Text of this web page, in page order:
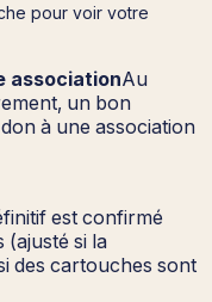
pour voir votre
associationAu
un bon
à une association
est confirmé
si la
des cartouches sont